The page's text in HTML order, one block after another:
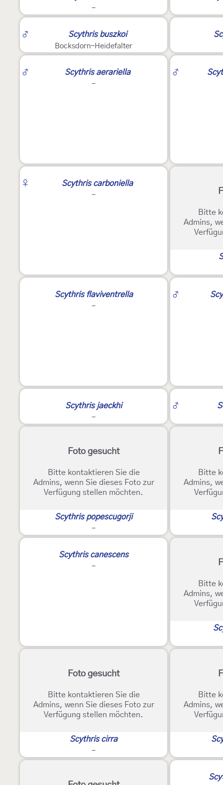
-
♂ Scythris buszkoi
Bocksdorn-Heidefalter
♂ Scythris aerariella
-
♂
♀ Scythris carboniella
-
Bitte
Admins,
Scythris flaviventrella
-
♂
Scythris jaeckhi
-
♂
Foto gesucht
Bitte kontaktieren Sie die
Admins, wenn Sie dieses Foto zur
Verfügung stellen möchten.
Scythris popescugorji
-
Bitte
Admins,
Scythris canescens
-
Bitte
Admins,
Foto gesucht
Bitte kontaktieren Sie die
Admins, wenn Sie dieses Foto zur
Verfügung stellen möchten.
Scythris cirra
-
Bitte
Admins,